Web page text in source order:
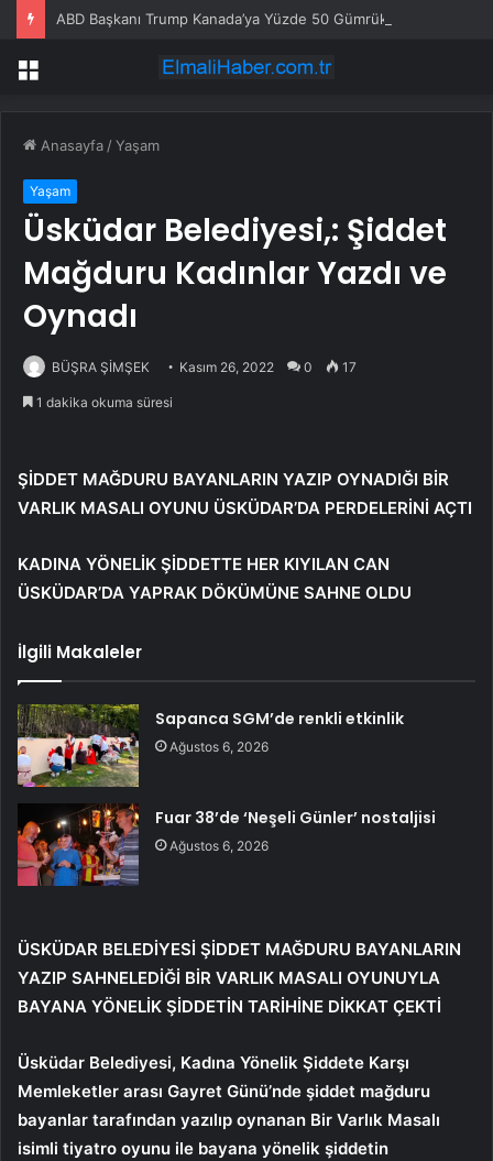
Menü
Anasayfa /Yaşam
Yaşam
Üsküdar Belediyesi,: Şiddet
Mağduru Kadınlar Yazdı ve
Oynadı
BÜŞRA ŞİMŞEK Kasım 26, 2022 0 17
1 dakika okuma süresi
ŞİDDET MAĞDURU BAYANLARIN YAZIP OYNADIĞI BİR
VARLIK MASALI OYUNU ÜSKÜDAR’DA PERDELERİNİ AÇTI
KADINA YÖNELİK ŞİDDETTE HER KIYILAN CAN
ÜSKÜDAR’DA YAPRAK DÖKÜMÜNE SAHNE OLDU
İlgili Makaleler
Sapanca SGM’de renkli etkinlik
Ağustos 6, 2026
Fuar 38’de ‘Neşeli Günler’ nostaljisi
Ağustos 6, 2026
ÜSKÜDAR BELEDİYESİ ŞİDDET MAĞDURU BAYANLARIN
YAZIP SAHNELEDİĞİ BİR VARLIK MASALI OYUNUYLA
BAYANA YÖNELİK ŞİDDETİN TARİHİNE DİKKAT ÇEKTİ
Üsküdar Belediyesi, Kadına Yönelik Şiddete Karşı
Memleketler arası Gayret Günü’nde şiddet mağduru
bayanlar tarafından yazılıp oynanan Bir Varlık Masalı
isimli tiyatro oyunu ile bayana yönelik şiddetin